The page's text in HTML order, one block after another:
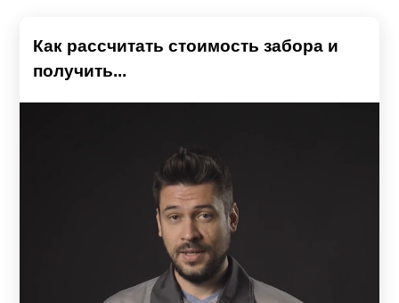
Как рассчитать стоимость забора и
получить...